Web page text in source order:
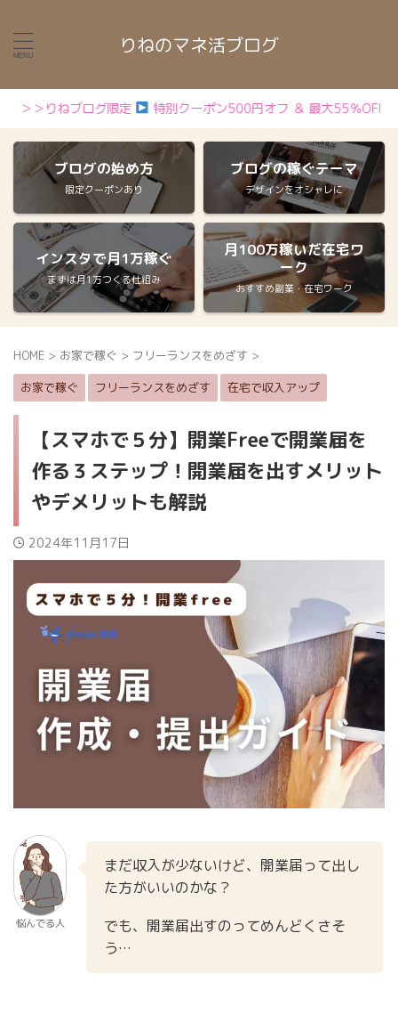
りねのマネ活ブログ
ブログ限定 特別クーポン500円オフ ＆ 最大55％OFFでブログを
ブログの始め方
限定クーポンあり
ブログの稼ぐテーマ
デザインをオシャレに
インスタで月1万稼ぐ
まずは月1万つくる仕組み
月100万稼いだ在宅ワ
ーク
おすすめ副業・在宅ワーク
HOME > お家で稼ぐ > フリーランスをめざす >
お家で稼ぐ
フリーランスをめざす 在宅で収入アップ
【スマホで５分】開業Freeで開業届を
作る３ステップ！開業届を出すメリット
やデメリットも解説
2024年11月17日
悩んでる人
まだ収入が少ないけど、開業届って出し
た方がいいのかな？
でも、開業届出すのってめんどくさそ
う…